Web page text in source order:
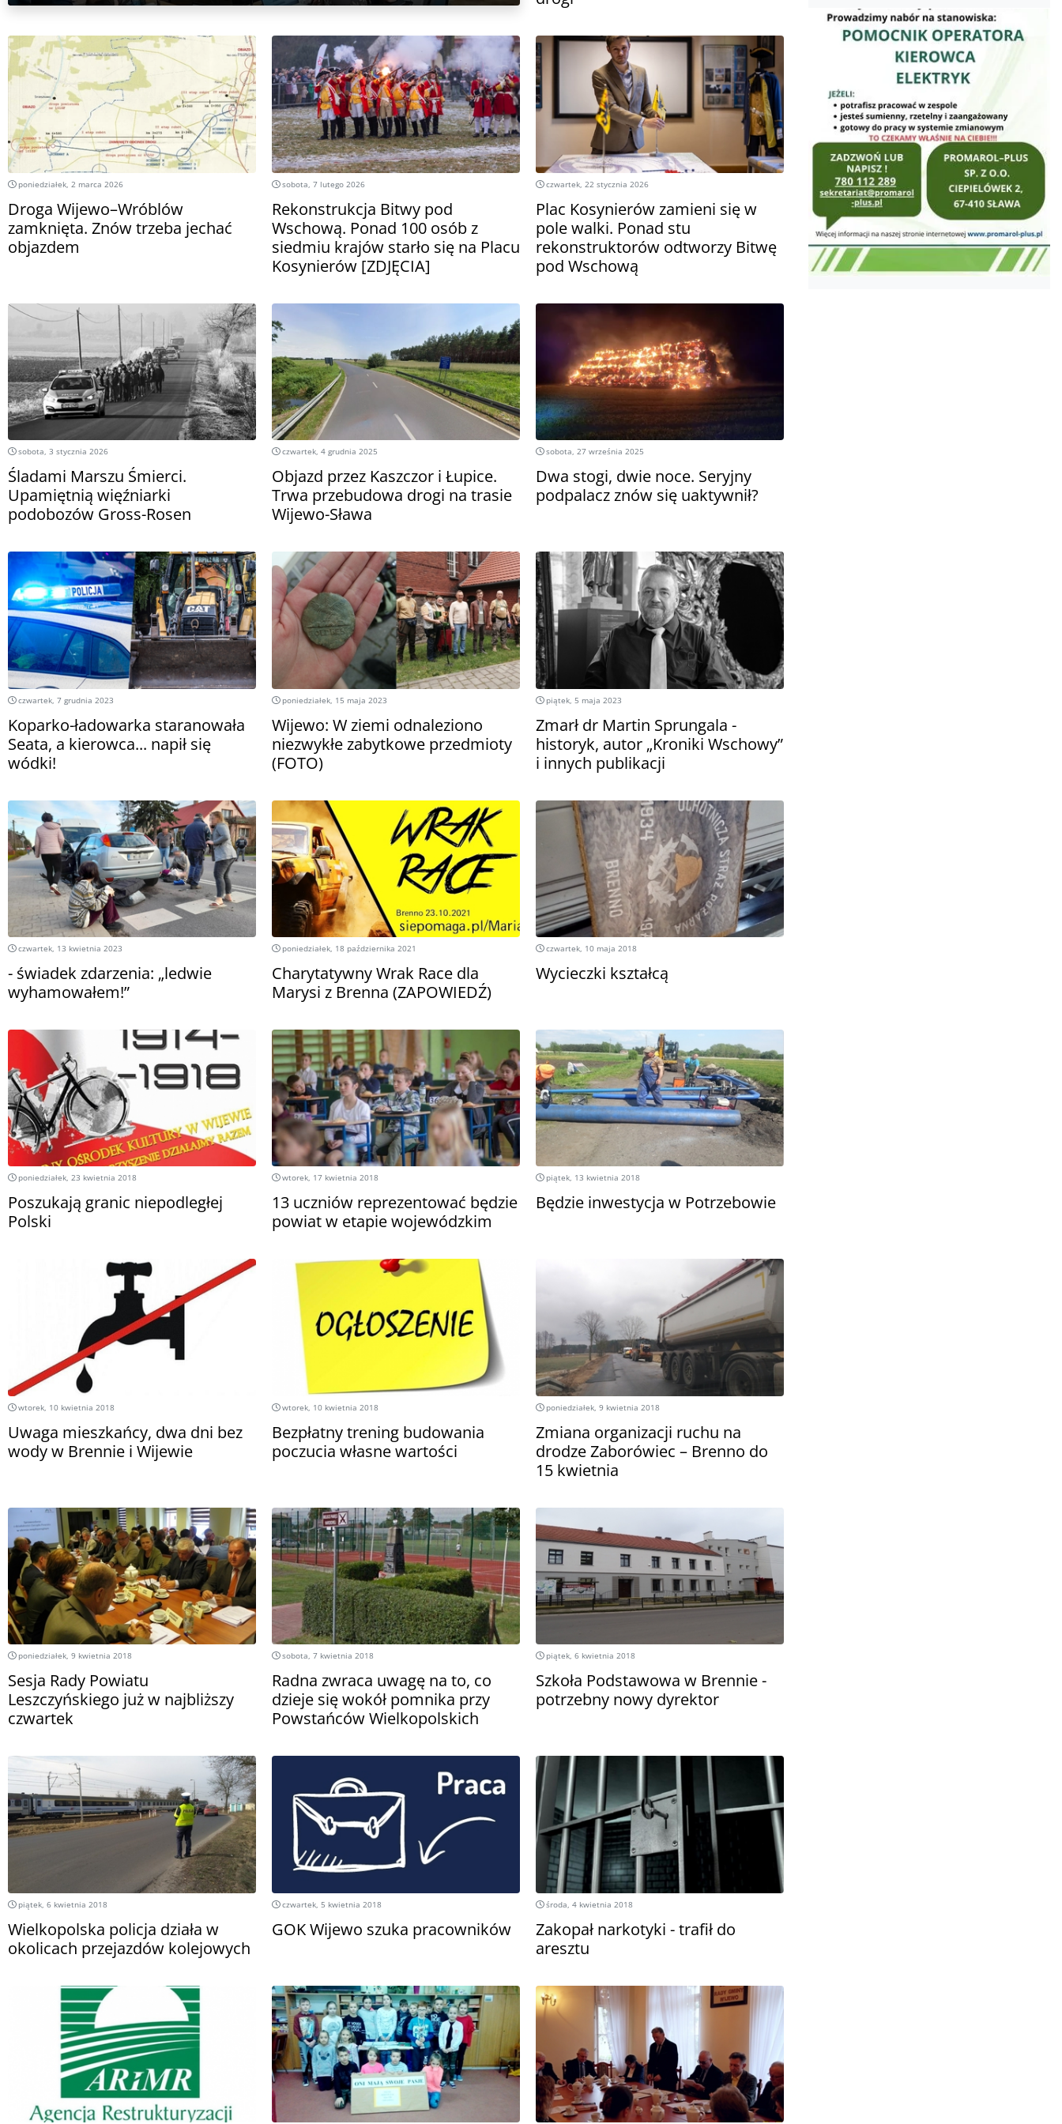
poniedziałek, 2 marca 2026
Droga Wijewo–Wróblów
zamknięta. Znów trzeba jechać
objazdem
sobota, 7 lutego 2026
Rekonstrukcja Bitwy pod
Wschową. Ponad 100 osób z
siedmiu krajów starło się na Placu
Kosynierów [ZDJĘCIA]
czwartek, 22 stycznia 2026
Plac Kosynierów zamieni się w
pole walki. Ponad stu
rekonstruktorów odtworzy Bitwę
pod Wschową
sobota, 3 stycznia 2026
Śladami Marszu Śmierci.
Upamiętnią więźniarki
podobozów Gross-Rosen
czwartek, 4 grudnia 2025
Objazd przez Kaszczor i Łupice.
Trwa przebudowa drogi na trasie
Wijewo-Sława
sobota, 27 września 2025
Dwa stogi, dwie noce. Seryjny
podpalacz znów się uaktywnił?
czwartek, 7 grudnia 2023
Koparko-ładowarka staranowała
Seata, a kierowca... napił się
wódki!
poniedziałek, 15 maja 2023
Wijewo: W ziemi odnaleziono
niezwykłe zabytkowe przedmioty
(FOTO)
piątek, 5 maja 2023
Zmarł dr Martin Sprungala -
historyk, autor „Kroniki Wschowy”
i innych publikacji
czwartek, 13 kwietnia 2023
- świadek zdarzenia: „ledwie
wyhamowałem!”
poniedziałek, 18 października 2021
Charytatywny Wrak Race dla
Marysi z Brenna (ZAPOWIEDŹ)
czwartek, 10 maja 2018
Wycieczki kształcą
poniedziałek, 23 kwietnia 2018
Poszukają granic niepodległej
Polski
wtorek, 17 kwietnia 2018
13 uczniów reprezentować będzie
powiat w etapie wojewódzkim
piątek, 13 kwietnia 2018
Będzie inwestycja w Potrzebowie
wtorek, 10 kwietnia 2018
Uwaga mieszkańcy, dwa dni bez
wody w Brennie i Wijewie
wtorek, 10 kwietnia 2018
Bezpłatny trening budowania
poczucia własne wartości
poniedziałek, 9 kwietnia 2018
Zmiana organizacji ruchu na
drodze Zaborówiec – Brenno do
15 kwietnia
poniedziałek, 9 kwietnia 2018
Sesja Rady Powiatu
Leszczyńskiego już w najbliższy
czwartek
sobota, 7 kwietnia 2018
Radna zwraca uwagę na to, co
dzieje się wokół pomnika przy
Powstańców Wielkopolskich
piątek, 6 kwietnia 2018
Szkoła Podstawowa w Brennie -
potrzebny nowy dyrektor
piątek, 6 kwietnia 2018
Wielkopolska policja działa w
okolicach przejazdów kolejowych
czwartek, 5 kwietnia 2018
GOK Wijewo szuka pracowników
środa, 4 kwietnia 2018
Zakopał narkotyki - trafił do
aresztu